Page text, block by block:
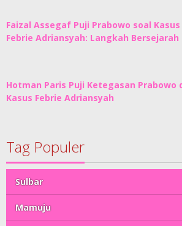
Faizal Assegaf Puji Prabowo soal Kasus
Febrie Adriansyah: Langkah Bersejarah
Hotman Paris Puji Ketegasan Prabowo
Kasus Febrie Adriansyah
Tag Populer
Sulbar
Mamuju